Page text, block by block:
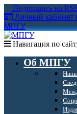
Подпишись на
Личный кабинет
МПГУ
Навигация по
Об МПГУ